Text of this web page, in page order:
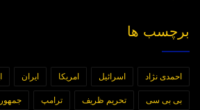
برچسب ها
احمدی نژاد اسرائیل امریکا ایران
بی بی سی تحریم ظریف ترامپ